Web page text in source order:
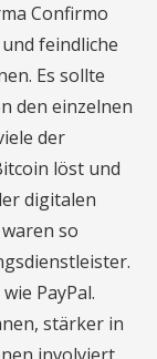
Confirmo
feindliche
Es sollte
den einzelnen
der
löst und
digitalen
so
PayPal.
stärker in